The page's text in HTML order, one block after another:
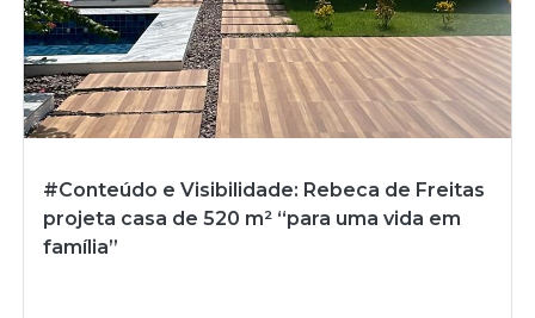
#Conteúdo e Visibilidade: Rebeca de Freitas
projeta casa de 520 m² “para uma vida em
família”